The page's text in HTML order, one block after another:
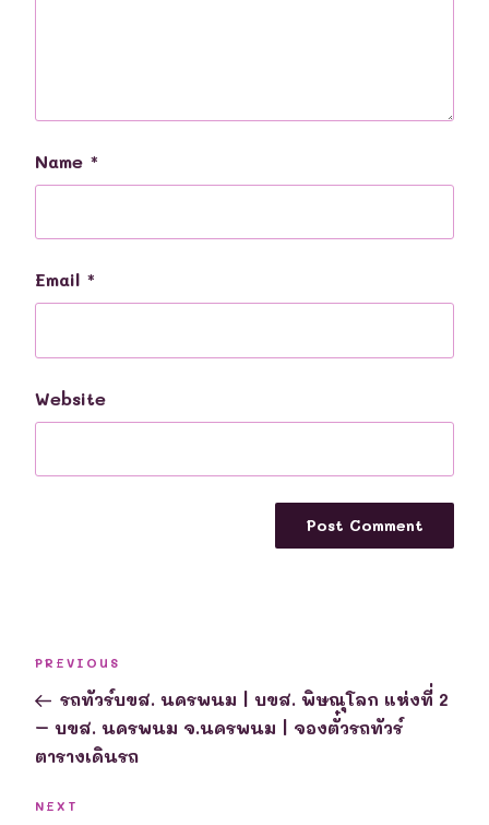
Name *
Email *
Website
Previous
Post
PREVIOUS
รถทัวร์บขส. นครพนม | บขส. พิษณุโลก แห่งที่ 2
– บขส. นครพนม จ.นครพนม | จองตั๋วรถทัวร์
ตารางเดินรถ
Next
NEXT